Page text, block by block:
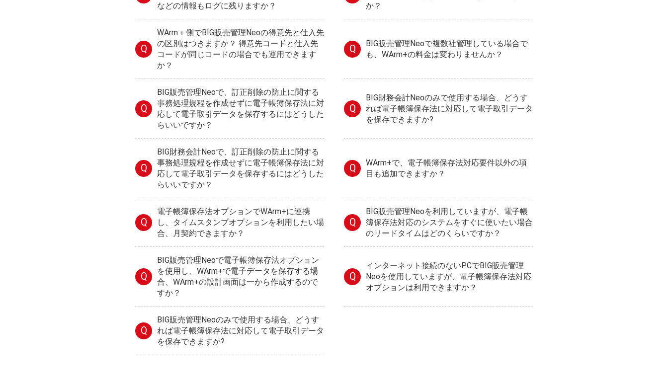
などの情報もログに残りますか？
か？
Q
WArm＋側でBIG販売管理Neoの得意先と仕入先
の区別はつきますか？ 得意先コードと仕入先
コードが同じコードの場合でも運用できます
か？
Q
BIG販売管理Neoで複数社管理している場合で
も、WArm+の料金は変わりませんか？
Q
BIG販売管理Neoで、訂正削除の防止に関する
事務処理規程を作成せずに電子帳簿保存法に対
応して電子取引データを保存するにはどうした
らいいですか？
Q
BIG財務会計Neoのみで使用する場合、どうす
れば電子帳簿保存法に対応して電子取引データ
を保存できますか?
Q
BIG財務会計Neoで、訂正削除の防止に関する
事務処理規程を作成せずに電子帳簿保存法に対
応して電子取引データを保存するにはどうした
らいいですか？
Q
WArm+で、電子帳簿保存法対応要件以外の項
目も追加できますか？
Q
電子帳簿保存法オプションでWArm+に連携
し、タイムスタンプオプションを利用したい場
合、月契約できますか？
Q
BIG販売管理Neoを利用していますが、電子帳
簿保存法対応のシステムをすぐに使いたい場合
のリードタイムはどのくらいですか？
Q
BIG販売管理Neoで電子帳簿保存法オプション
を使用し、WArm+で電子データを保存する場
合、WArm+の設計画面は一から作成するので
すか？
Q
インターネット接続のないPCでBIG販売管理
Neoを使用していますが、電子帳簿保存法対応
オプションは利用できますか？
Q
BIG販売管理Neoのみで使用する場合、どうす
れば電子帳簿保存法に対応して電子取引データ
を保存できますか?